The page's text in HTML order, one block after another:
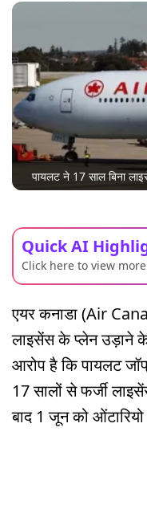
पायलट ने 17 साल बिना
Quick AI
Click here to view more
एयर कनाडा (Air
लाइसेंस के प्लेन उड़ाने के
आरोप है कि पायलट
17 सालों से फर्जी
बाद 1 जून को